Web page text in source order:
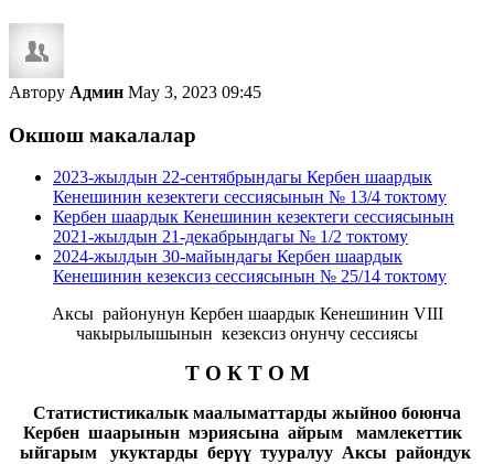
Автору Админ May 3, 2023 09:45
Окшош макалалар
2023-жылдын 22-сентябрындагы Кербен шаардык
Кенешинин кезектеги сессиясынын № 13/4 токтому
Кербен шаардык Кенешинин кезектеги сессиясынын
2021-жылдын 21-декабрындагы № 1/2 токтому
2024-жылдын 30-майындагы Кербен шаардык
Кенешинин кезексиз сессиясынын № 25/14 токтому
Аксы районунун Кербен шаардык Кенешинин VIII
чакырылышынын кезексиз онунчу сессиясы
Т О К Т О М
Статистистикалык маалыматтарды жыйноо боюнча
Кербен шаарынын мэриясына айрым мамлекеттик
ыйгарым укуктарды берүү тууралуу Аксы райондук